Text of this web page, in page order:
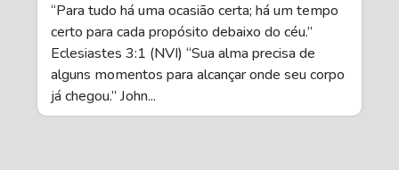
“Para tudo há uma ocasião certa; há um tempo
certo para cada propósito debaixo do céu.”
Eclesiastes 3:1 (NVI) “Sua alma precisa de
alguns momentos para alcançar onde seu corpo
já chegou.” John...